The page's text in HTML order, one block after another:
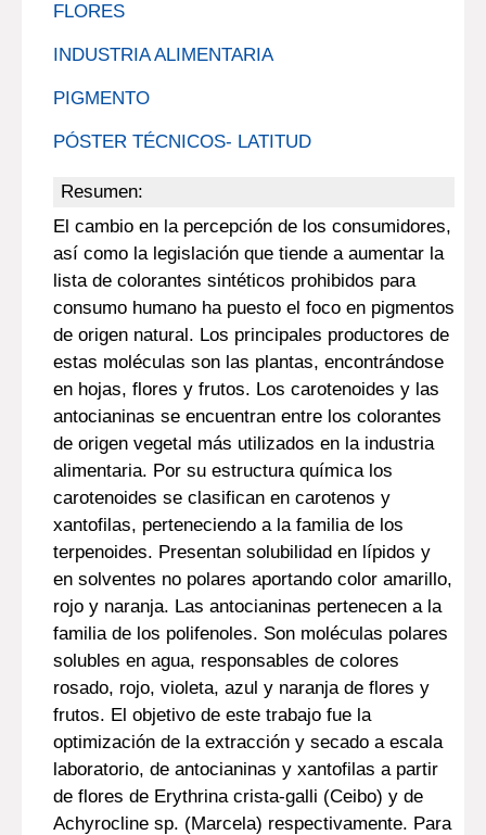
FLORES
INDUSTRIA ALIMENTARIA
PIGMENTO
PÓSTER TÉCNICOS- LATITUD
Resumen:
El cambio en la percepción de los consumidores,
así como la legislación que tiende a aumentar la
lista de colorantes sintéticos prohibidos para
consumo humano ha puesto el foco en pigmentos
de origen natural. Los principales productores de
estas moléculas son las plantas, encontrándose
en hojas, flores y frutos. Los carotenoides y las
antocianinas se encuentran entre los colorantes
de origen vegetal más utilizados en la industria
alimentaria. Por su estructura química los
carotenoides se clasifican en carotenos y
xantofilas, perteneciendo a la familia de los
terpenoides. Presentan solubilidad en lípidos y
en solventes no polares aportando color amarillo,
rojo y naranja. Las antocianinas pertenecen a la
familia de los polifenoles. Son moléculas polares
solubles en agua, responsables de colores
rosado, rojo, violeta, azul y naranja de flores y
frutos. El objetivo de este trabajo fue la
optimización de la extracción y secado a escala
laboratorio, de antocianinas y xantofilas a partir
de flores de Erythrina crista-galli (Ceibo) y de
Achyrocline sp. (Marcela) respectivamente. Para